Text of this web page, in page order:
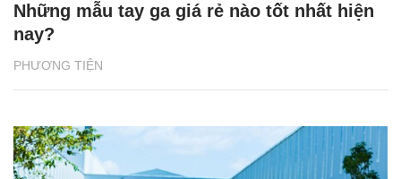
PHƯƠNG TIỆN
Những mẫu tay ga giá rẻ nào tốt nhất hiện
nay?